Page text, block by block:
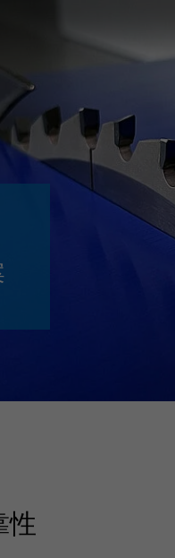
italiano
english
日本語
性